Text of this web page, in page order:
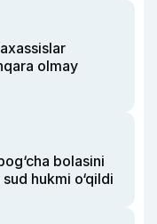
olmay
bolasini
hukmi o‘qildi